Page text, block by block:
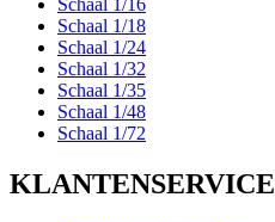
Schaal 1/16
Schaal 1/18
Schaal 1/24
Schaal 1/32
Schaal 1/35
Schaal 1/48
Schaal 1/72
KLANTENSERVICE